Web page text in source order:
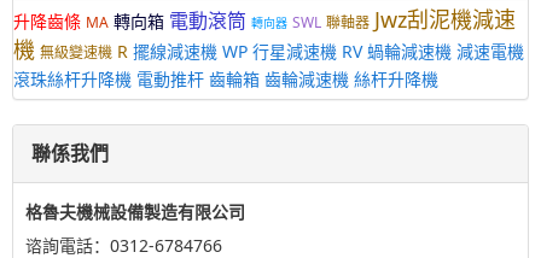
升降齒條 MA 轉向箱 電動滾筒 轉向器 SWL 聯軸器 Jwz刮泥機減速
機 無級變速機 R 擺線減速機 WP 行星減速機 RV 蝸輪減速機 減速電機
滾珠絲杆升降機 電動推杆 齒輪箱 齒輪減速機 絲杆升降機
聯係我們
格魯夫機械設備製造有限公司
谘詢電話：0312-6784766